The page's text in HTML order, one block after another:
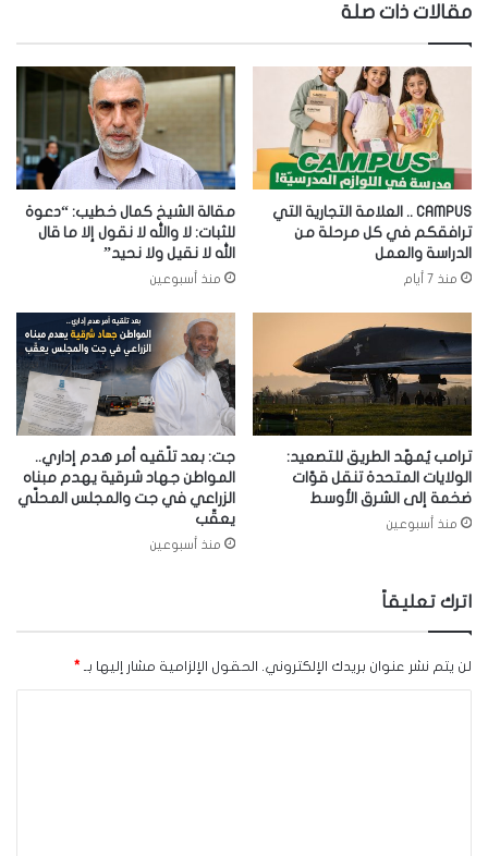
مقالات ذات صلة
CAMPUS .. العلامة التجارية التي
ترافقكم في كل مرحلة من
الدراسة والعمل
منذ 7 أيام
مقالة الشيخ كمال خطيب: “دعوة
للثبات: لا والله لا نقول إلا ما قال
الله لا نقيل ولا نحيد”
منذ أسبوعين
ترامب يُمهّد الطريق للتصعيد:
الولايات المتحدة تنقل قوّات
ضخمة إلى الشرق الأوسط
منذ أسبوعين
جت: بعد تلّقيه أمر هدم إداري..
المواطن جهاد شرقية يهدم مبناه
الزراعي في جت والمجلس المحلّي
يعقّب
منذ أسبوعين
اترك تعليقاً
لن يتم نشر عنوان بريدك الإلكتروني. الحقول الإلزامية مشار إليها بـ *